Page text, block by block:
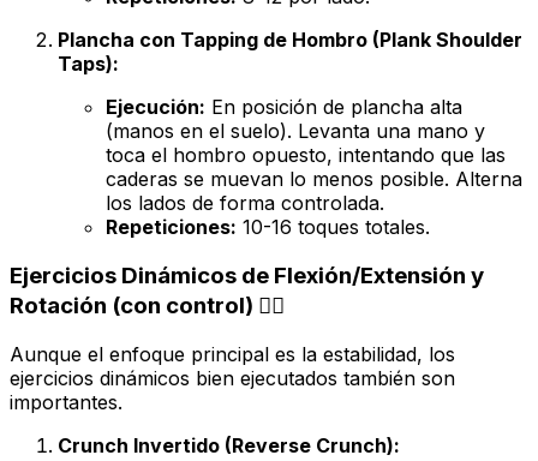
Plancha con Tapping de Hombro (Plank Shoulder
Taps):
Ejecución: En posición de plancha alta
(manos en el suelo). Levanta una mano y
toca el hombro opuesto, intentando que las
caderas se muevan lo menos posible. Alterna
los lados de forma controlada.
Repeticiones: 10-16 toques totales.
Ejercicios Dinámicos de Flexión/Extensión y
Rotación (con control) 🏃‍♀️
Aunque el enfoque principal es la estabilidad, los
ejercicios dinámicos bien ejecutados también son
importantes.
Crunch Invertido (Reverse Crunch):